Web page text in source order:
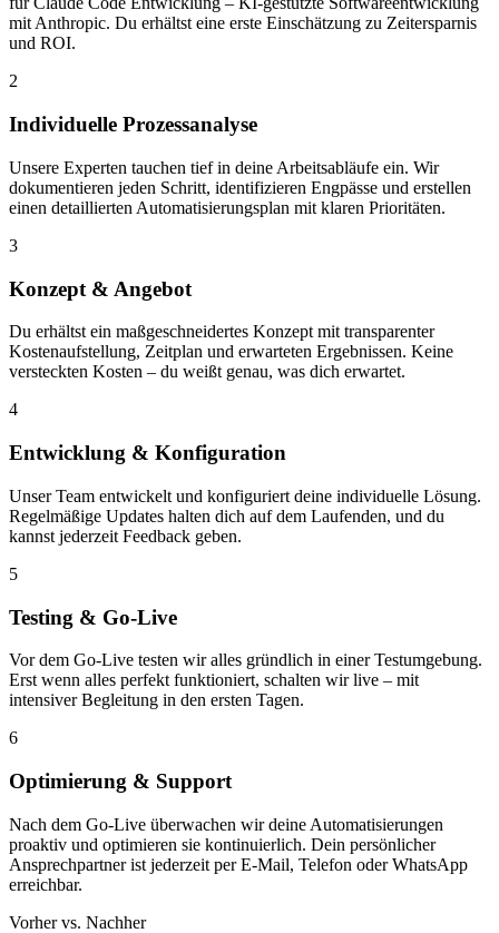
mit Anthropic. Du erhältst eine erste Einschätzung zu Zeitersparnis
und ROI.
2
Individuelle Prozessanalyse
Unsere Experten tauchen tief in deine Arbeitsabläufe ein. Wir
dokumentieren jeden Schritt, identifizieren Engpässe und erstellen
einen detaillierten Automatisierungsplan mit klaren Prioritäten.
3
Konzept & Angebot
Du erhältst ein maßgeschneidertes Konzept mit transparenter
Kostenaufstellung, Zeitplan und erwarteten Ergebnissen. Keine
versteckten Kosten – du weißt genau, was dich erwartet.
4
Entwicklung & Konfiguration
Unser Team entwickelt und konfiguriert deine individuelle Lösung.
Regelmäßige Updates halten dich auf dem Laufenden, und du
kannst jederzeit Feedback geben.
5
Testing & Go-Live
Vor dem Go-Live testen wir alles gründlich in einer Testumgebung.
Erst wenn alles perfekt funktioniert, schalten wir live – mit
intensiver Begleitung in den ersten Tagen.
6
Optimierung & Support
Nach dem Go-Live überwachen wir deine Automatisierungen
proaktiv und optimieren sie kontinuierlich. Dein persönlicher
Ansprechpartner ist jederzeit per E-Mail, Telefon oder WhatsApp
erreichbar.
Vorher vs. Nachher